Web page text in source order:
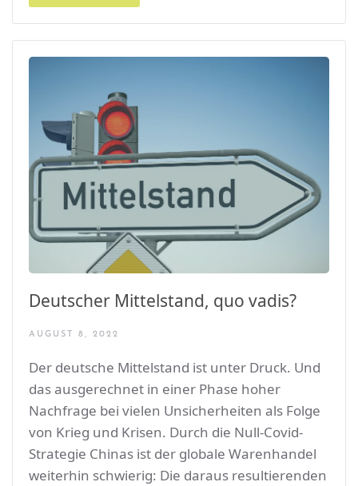
Deutscher Mittelstand, quo vadis?
AUGUST 8, 2022
Der deutsche Mittelstand ist unter Druck. Und
das ausgerechnet in einer Phase hoher
Nachfrage bei vielen Unsicherheiten als Folge
von Krieg und Krisen. Durch die Null-Covid-
Strategie Chinas ist der globale Warenhandel
weiterhin schwierig: Die daraus resultierenden